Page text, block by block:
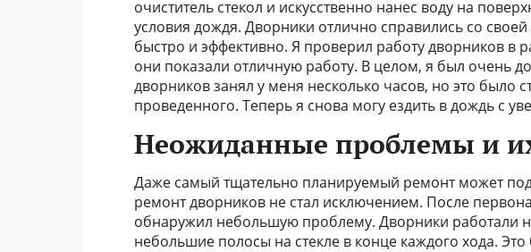
очиститель стекол и искусственно нанес воду на
условия дождя. Дворники отлично справились со
быстро и эффективно. Я проверил работу дворников в
они показали отличную работу. В целом, я был очень
дворников занял у меня несколько часов, но это было
проведенного. Теперь я снова могу ездить в дождь с
Неожиданные проблемы и
Даже самый тщательно планируемый ремонт может
ремонт дворников не стал исключением. После
обнаружил небольшую проблему. Дворники работали
небольшие полосы на стекле в конце каждого хода.